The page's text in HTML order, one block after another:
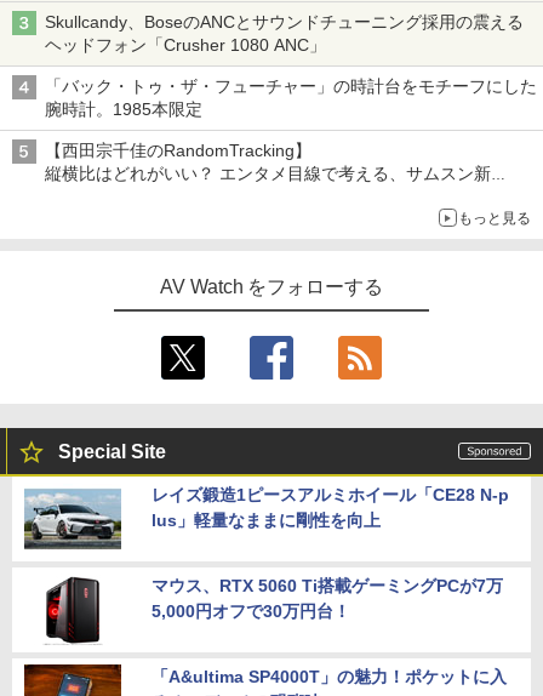
Skullcandy、BoseのANCとサウンドチューニング採用の震える
ヘッドフォン「Crusher 1080 ANC」
「バック・トゥ・ザ・フューチャー」の時計台をモチーフにした
腕時計。1985本限定
【西田宗千佳のRandomTracking】
縦横比はどれがいい？ エンタメ目線で考える、サムスン新
もっと見る
AV Watch をフォローする
Special Site
レイズ鍛造1ピースアルミホイール「CE28 N-p
lus」軽量なままに剛性を向上
マウス、RTX 5060 Ti搭載ゲーミングPCが7万
5,000円オフで30万円台！
「A&ultima SP4000T」の魅力！ポケットに入